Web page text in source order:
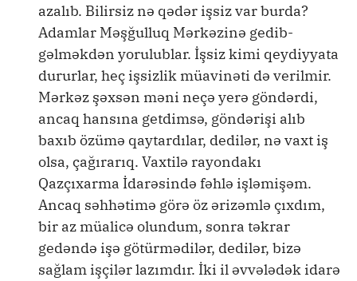
azalıb. Bilirsiz nə qədər işsiz var burda?
Adamlar Məşğulluq Mərkəzinə gedib-
gəlməkdən yorulublar. İşsiz kimi qeydiyyata
dururlar, heç işsizlik müavinəti də verilmir.
Mərkəz şəxsən məni neçə yerə göndərdi,
ancaq hansına getdimsə, göndərişi alıb
baxıb özümə qaytardılar, dedilər, nə vaxt iş
olsa, çağırarıq. Vaxtilə rayondakı
Qazçıxarma İdarəsində fəhlə işləmişəm.
Ancaq səhhətimə görə öz ərizəmlə çıxdım,
bir az müalicə olundum, sonra təkrar
gedəndə işə götürmədilər, dedilər, bizə
sağlam işçilər lazımdır. İki il əvvələdək idarə